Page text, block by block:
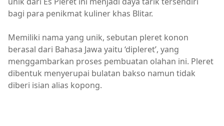
bagi para penikmat kuliner khas Blitar.
Memiliki nama yang unik, sebutan pleret konon
berasal dari Bahasa Jawa yaitu ‘dipleret’, yang
menggambarkan proses pembuatan olahan ini. Pleret
dibentuk menyerupai bulatan bakso namun tidak
diberi isian alias kopong.